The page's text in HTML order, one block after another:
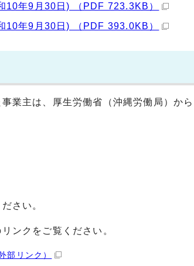
10年9月30日) （PDF 723.3KB）
10年9月30日) （PDF 393.0KB）
業主は、厚生労働省（沖縄労働局）か
さい。
ンクをご覧ください。
外部リンク）